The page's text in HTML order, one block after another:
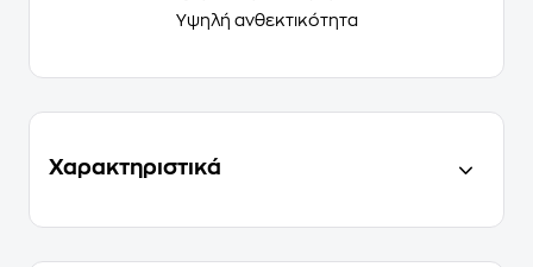
Υψηλή ανθεκτικότητα
Χαρακτηριστικά